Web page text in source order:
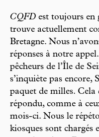
CQFD est toujours en
trouve actuellement
Bretagne. Nous
réponses à notre
pêcheurs de l’Île de
s’inquiète pas encore,
paquet de milles.
répondu, comme à
mois-ci. Nous le
kiosques sont chargés